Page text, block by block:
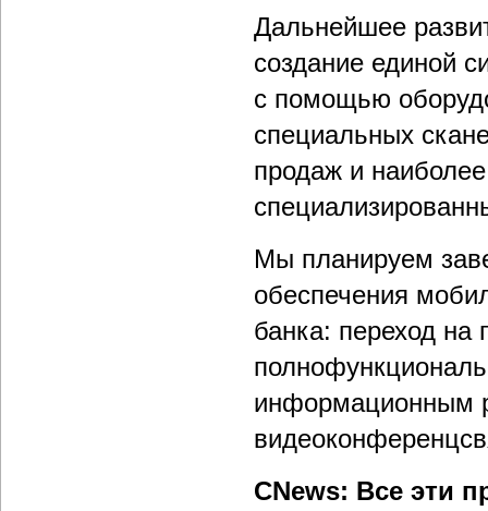
Дальнейшее
создание единой
с помощью
специальных
продаж и
Мы планируем
обеспечения
банка: переход на
информационным
CNews: Все эти